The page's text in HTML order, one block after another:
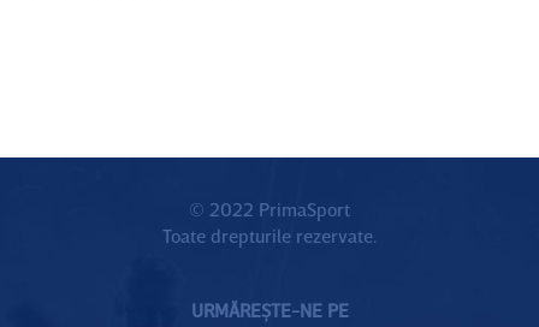
© 2022 PrimaSport
Toate drepturile rezervate.
URMĂREȘTE-NE PE